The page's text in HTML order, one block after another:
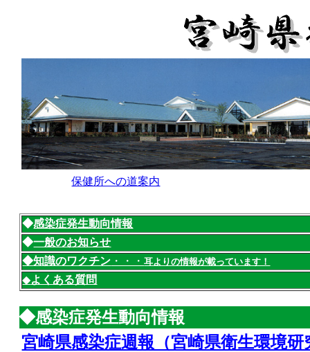
保健所への道案内
◆感染症発生動向情報
◆一般のお知らせ
◆知識のワクチン ・・・耳よりの情報が載っています！
◆よくある質問
◆感染症発生動向情報
宮崎県感染症週報（宮崎県衛生環境